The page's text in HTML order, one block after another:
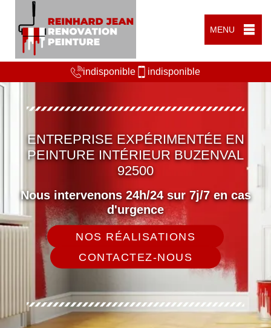
MENU
indisponible indisponible
ENTREPRISE EXPÉRIMENTÉE EN
PEINTURE INTÉRIEUR BUZENVAL
92500
Nous intervenons 24h/24 sur 7j/7 en cas
d'urgence
NOS RÉALISATIONS
CONTACTEZ-NOUS